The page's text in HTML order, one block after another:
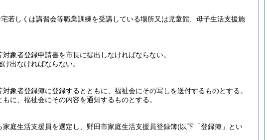
しくは講習会等職業訓練を受講している場所又は児童館、母子生活支援施
象者登録申請書を市長に提出しなければならない。
出なければならない。
象者登録簿に登録するとともに、福祉会にその写しを送付するものとする。
に、福祉会にその内容を通知するものとする。
家庭生活支援員を選定し、野田市家庭生活支援員登録簿(以下「登録簿」とい